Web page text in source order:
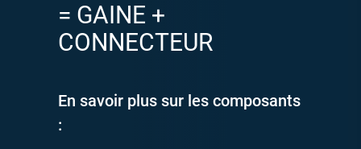
= GAINE +
CONNECTEUR
En savoir plus sur les composants
: